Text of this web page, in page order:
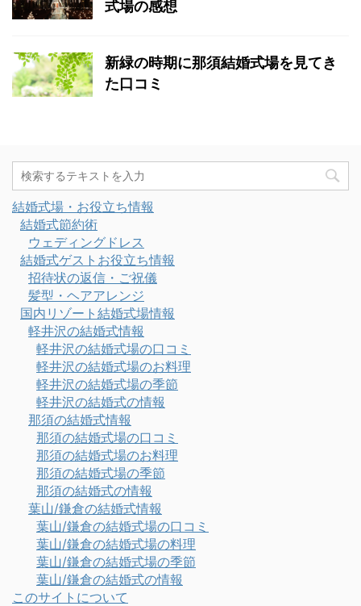
式場の感想
新緑の時期に那須結婚式場を見てき
た口コミ
結婚式場・お役立ち情報
結婚式節約術
ウェディングドレス
結婚式ゲストお役立ち情報
招待状の返信・ご祝儀
髪型・ヘアアレンジ
国内リゾート結婚式場情報
軽井沢の結婚式情報
軽井沢の結婚式場の口コミ
軽井沢の結婚式場のお料理
軽井沢の結婚式場の季節
軽井沢の結婚式の情報
那須の結婚式情報
那須の結婚式場の口コミ
那須の結婚式場のお料理
那須の結婚式場の季節
那須の結婚式の情報
葉山/鎌倉の結婚式情報
葉山/鎌倉の結婚式場の口コミ
葉山/鎌倉の結婚式場の料理
葉山/鎌倉の結婚式場の季節
葉山/鎌倉の結婚式の情報
このサイトについて